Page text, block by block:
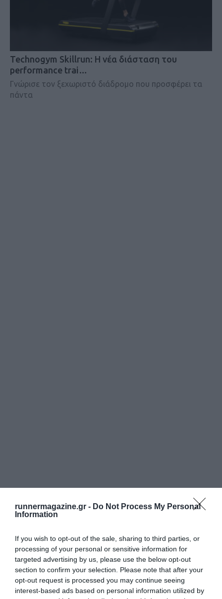
runnermagazine.gr - Do Not Process My Personal
Information
If you wish to opt-out of the sale, sharing to third parties, or
processing of your personal or sensitive information for
targeted advertising by us, please use the below opt-out
section to confirm your selection. Please note that after your
opt-out request is processed you may continue seeing
interest-based ads based on personal information utilized by
Technogym Skillrun: Η νέα διάσταση του
performance trai…
Γνώρισε τον ξεχωριστό διάδρομο που προσφέρει τα
πάντα